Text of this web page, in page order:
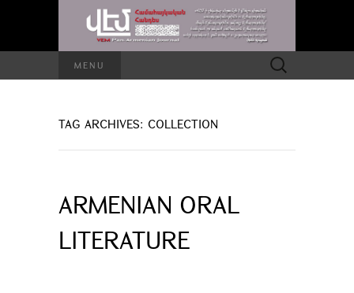
MENU
Search
for:
TAG ARCHIVES: COLLECTION
ARMENIAN ORAL
LITERATURE